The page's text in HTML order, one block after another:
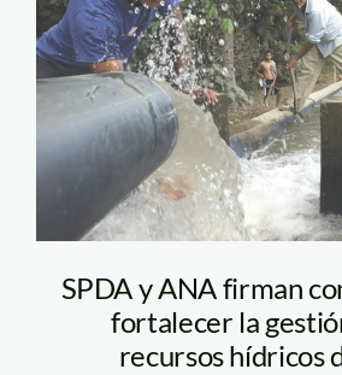
piura_agua_tm
SPDA y ANA firman
fortalecer la
recursos hídricos